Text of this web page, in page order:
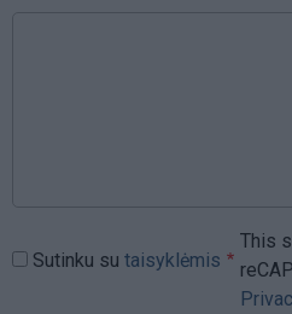
Sutinku su taisyklėmis
This